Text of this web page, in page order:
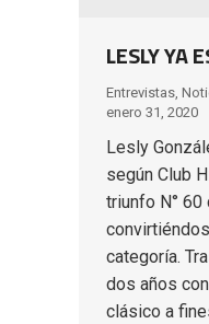
LESLY YA
Entrevistas
enero 31, 2020
Lesly
según Club
triunfo N° 60
categoría.
dos años
clásico a